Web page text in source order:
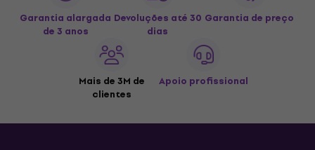
Garantia alargada
de 3 anos
Devoluções até 30
dias
Garantia de preço
Mais de 3M de
clientes
Apoio profissional